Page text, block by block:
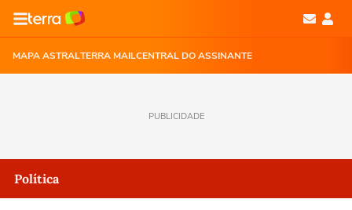
MAPA ASTRALTERRA MAILCENTRAL DO ASSINANTE
PUBLICIDADE
Política